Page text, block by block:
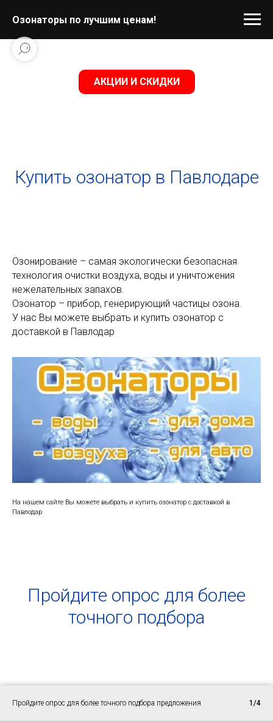
Озонаторы по лучшим ценам!
АКЦИИ И СКИДКИ
Купить озонатор в Павлодаре
Озонирование – самая экологически безопасная
технология очистки воздуха, воды и уничтожения
нежелательных запахов.
Озонатор – прибор, генерирующий частицы озона.
У нас Вы можете выбрать и купить озонатор с
доставкой в Павлодар
На нашем сайте Вы можете выбрать и купить озонатор с доставкой в
Павлодар
Пройдите опрос для более
точного подбора
Пройдите опрос для более точного подбора предложения 1/4